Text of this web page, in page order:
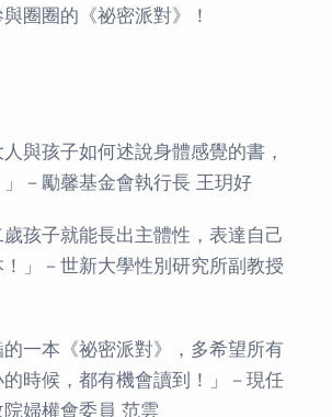
圈圈的《祕密派對》！
人與孩子如何述說身體感覺的書，
－勵馨基金會執行長 王玥好
歲孩子就能長出主體性，表達自己
」－世新大學性別研究所副教授
的一本《祕密派對》，多希望所有
的時候，都有機會讀到！」－現任
婦權會委員 范雲